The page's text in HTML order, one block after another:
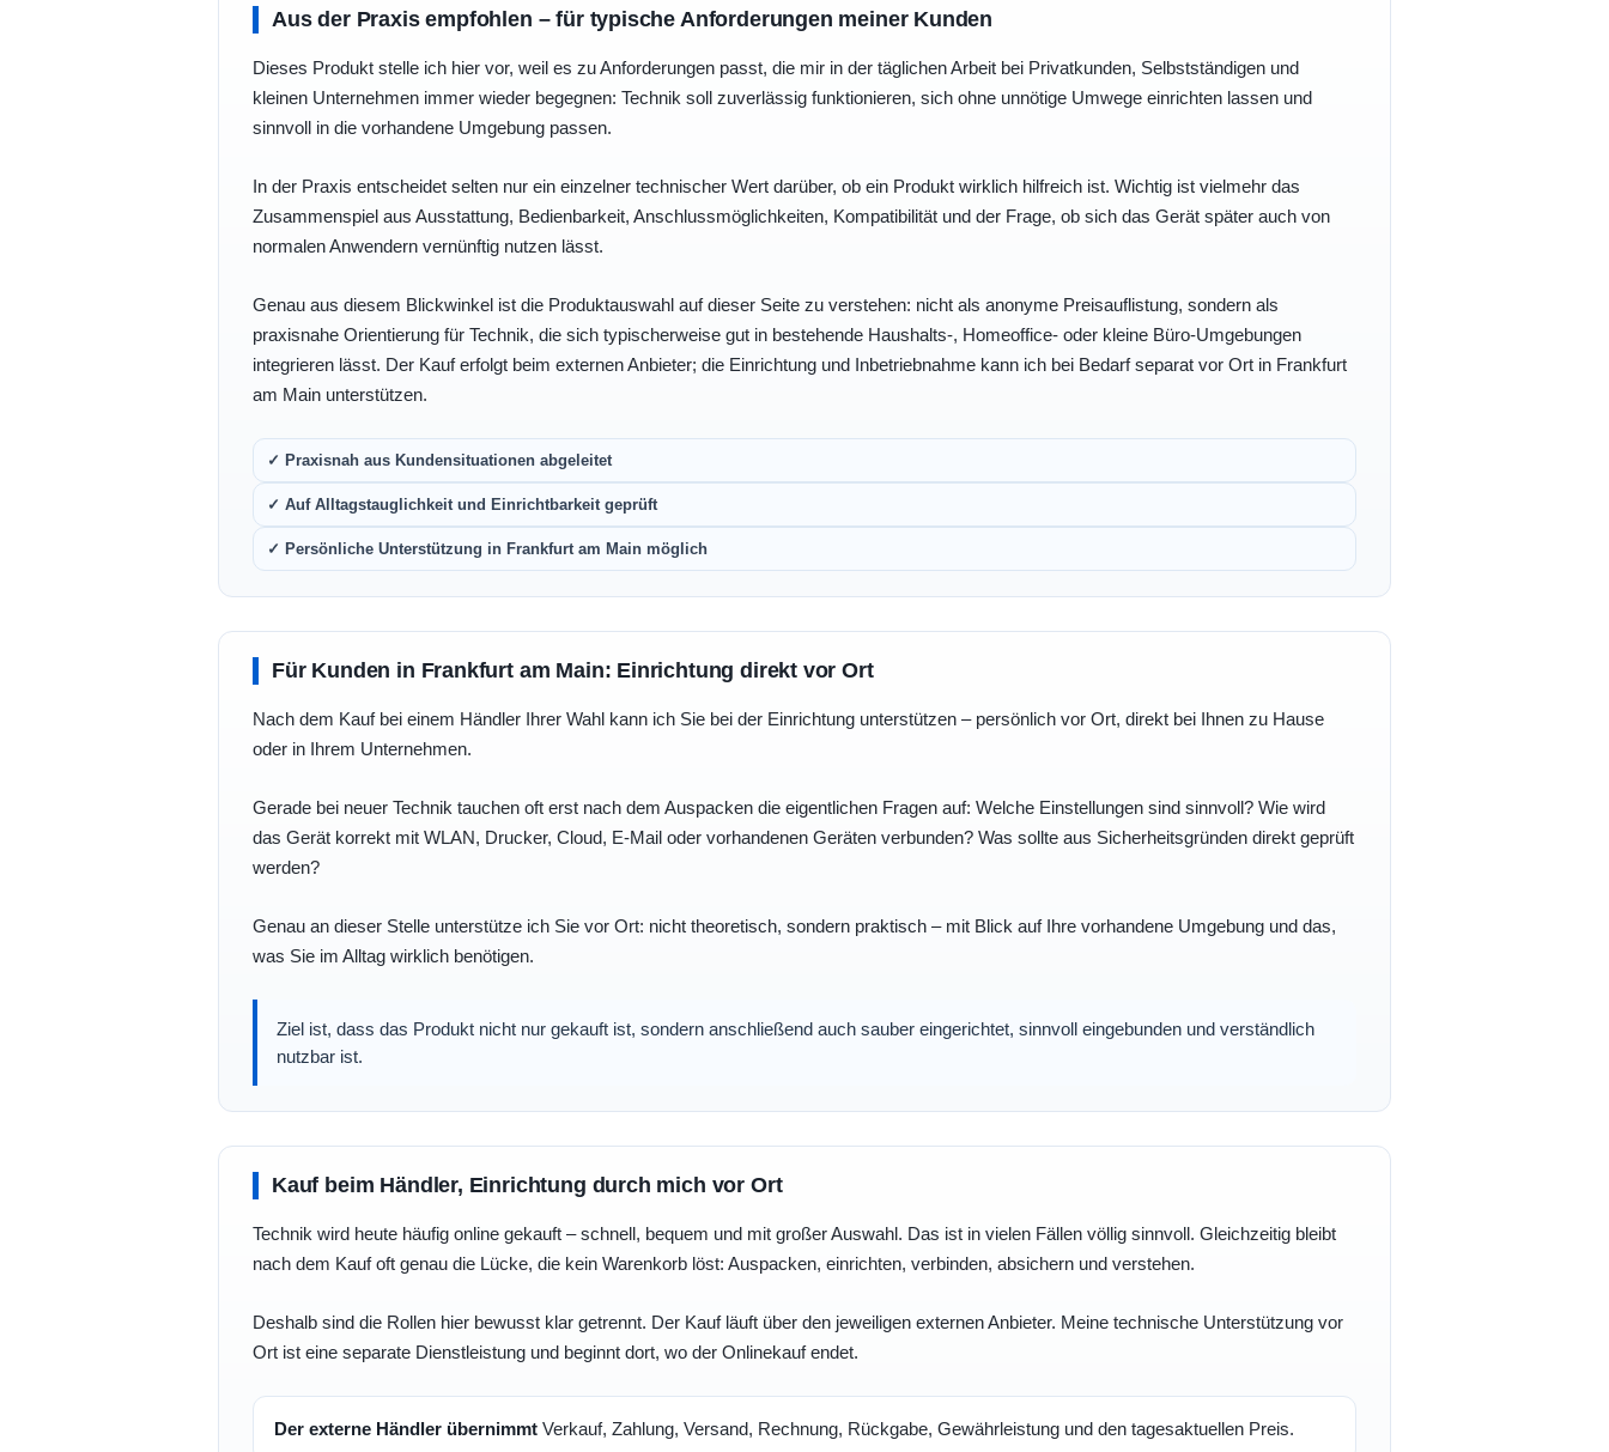
Aus der Praxis empfohlen – für typische Anforderungen meiner Kunden
Dieses Produkt stelle ich hier vor, weil es zu Anforderungen passt, die mir in der täglichen Arbeit bei Privatkunden, Selbstständigen und
kleinen Unternehmen immer wieder begegnen: Technik soll zuverlässig funktionieren, sich ohne unnötige Umwege einrichten lassen und
sinnvoll in die vorhandene Umgebung passen.
In der Praxis entscheidet selten nur ein einzelner technischer Wert darüber, ob ein Produkt wirklich hilfreich ist. Wichtig ist vielmehr das
Zusammenspiel aus Ausstattung, Bedienbarkeit, Anschlussmöglichkeiten, Kompatibilität und der Frage, ob sich das Gerät später auch von
normalen Anwendern vernünftig nutzen lässt.
Genau aus diesem Blickwinkel ist die Produktauswahl auf dieser Seite zu verstehen: nicht als anonyme Preisauflistung, sondern als
praxisnahe Orientierung für Technik, die sich typischerweise gut in bestehende Haushalts-, Homeoffice- oder kleine Büro-Umgebungen
integrieren lässt. Der Kauf erfolgt beim externen Anbieter; die Einrichtung und Inbetriebnahme kann ich bei Bedarf separat vor Ort in Frankfurt
am Main unterstützen.
✓ Praxisnah aus Kundensituationen abgeleitet
✓ Auf Alltagstauglichkeit und Einrichtbarkeit geprüft
✓ Persönliche Unterstützung in Frankfurt am Main möglich
Für Kunden in Frankfurt am Main: Einrichtung direkt vor Ort
Nach dem Kauf bei einem Händler Ihrer Wahl kann ich Sie bei der Einrichtung unterstützen – persönlich vor Ort, direkt bei Ihnen zu Hause
oder in Ihrem Unternehmen.
Gerade bei neuer Technik tauchen oft erst nach dem Auspacken die eigentlichen Fragen auf: Welche Einstellungen sind sinnvoll? Wie wird
das Gerät korrekt mit WLAN, Drucker, Cloud, E-Mail oder vorhandenen Geräten verbunden? Was sollte aus Sicherheitsgründen direkt geprüft
werden?
Genau an dieser Stelle unterstütze ich Sie vor Ort: nicht theoretisch, sondern praktisch – mit Blick auf Ihre vorhandene Umgebung und das,
was Sie im Alltag wirklich benötigen.
Ziel ist, dass das Produkt nicht nur gekauft ist, sondern anschließend auch sauber eingerichtet, sinnvoll eingebunden und verständlich
nutzbar ist.
Kauf beim Händler, Einrichtung durch mich vor Ort
Technik wird heute häufig online gekauft – schnell, bequem und mit großer Auswahl. Das ist in vielen Fällen völlig sinnvoll. Gleichzeitig bleibt
nach dem Kauf oft genau die Lücke, die kein Warenkorb löst: Auspacken, einrichten, verbinden, absichern und verstehen.
Deshalb sind die Rollen hier bewusst klar getrennt. Der Kauf läuft über den jeweiligen externen Anbieter. Meine technische Unterstützung vor
Ort ist eine separate Dienstleistung und beginnt dort, wo der Onlinekauf endet.
Der externe Händler übernimmt Verkauf, Zahlung, Versand, Rechnung, Rückgabe, Gewährleistung und den tagesaktuellen Preis.